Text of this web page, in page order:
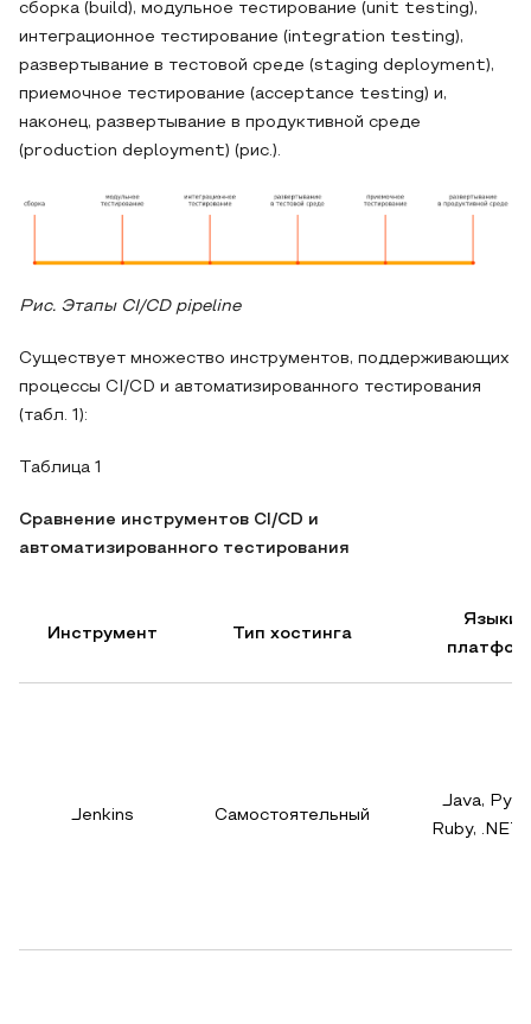
сборка (build), модульное тестирование (unit testing),
интеграционное тестирование (integration testing),
развертывание в тестовой среде (staging deployment),
приемочное тестирование (acceptance testing) и,
наконец, развертывание в продуктивной среде
(production deployment) (рис.).
Рис. Этапы CI/CD pipeline
Существует множество инструментов, поддерживающих
процессы CI/CD и автоматизированного тестирования
(табл. 1):
Таблица 1
Сравнение инструментов CI/CD и
автоматизированного тестирования
Инструмент Тип хостинга
Языки
Jenkins Самостоятельный
Java,
Ruby, .NET